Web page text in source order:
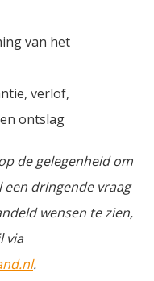
van het
verlof,
ontslag
de gelegenheid om
een dringende vraag
wensen te zien,
via
.